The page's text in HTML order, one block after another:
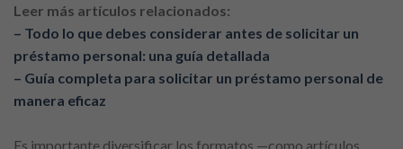
Leer más artículos relacionados:
– Todo lo que debes considerar antes de solicitar un
préstamo personal: una guía detallada
– Guía completa para solicitar un préstamo personal de
manera eficaz
Es importante diversificar los formatos —como artículos,